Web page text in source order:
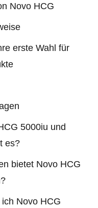
Novo HCG
erste Wahl für
5000iu und
es?
bietet Novo HCG
Novo HCG